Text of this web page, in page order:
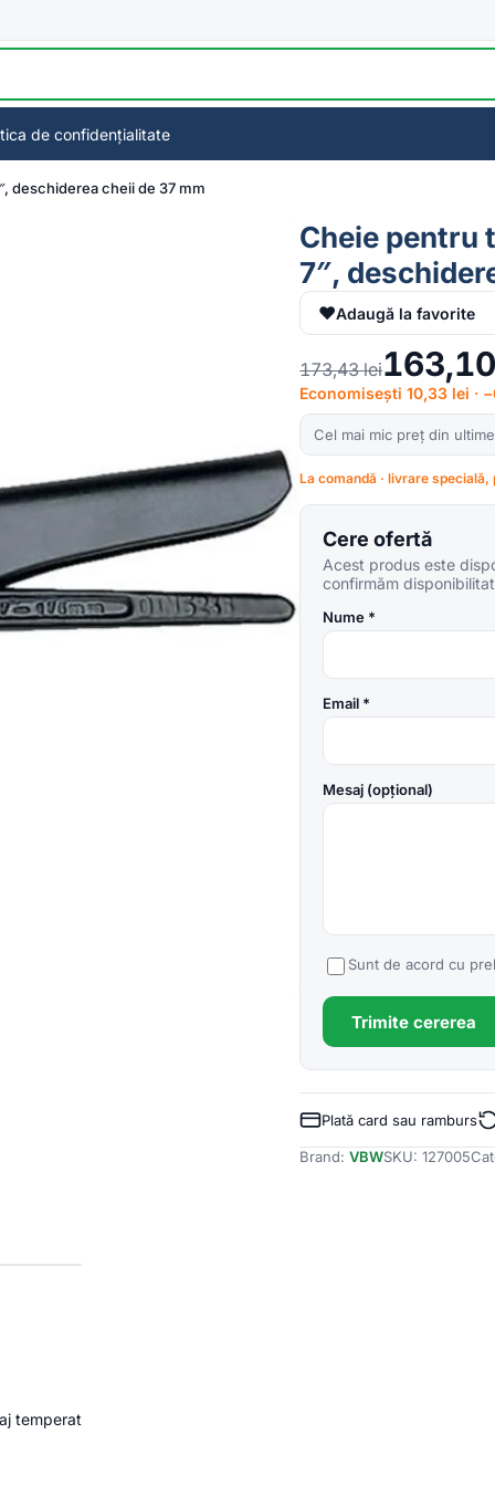
de confidențialitate
deschiderea cheii de 37 mm
Cheie pentru
7″,
♥Adaugă la favorite
173,43lei
Economisești 10,33 lei ·
Cel mai mic preț din
La comandă · livrare specială,
Cere ofertă
Acest produs este
confirmăm
Nume *
Email *
Mesaj (opțional)
Sunt de acord cu
Trimite cererea
Plată card sau ramburs
Brand:VBWSKU:127005
temperat